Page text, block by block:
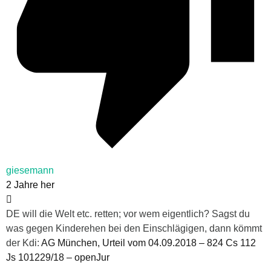
giesemann
2 Jahre her
DE will die Welt etc. retten; vor wem eigentlich? Sagst du
was gegen Kinderehen bei den Einschlägigen, dann kömmt
der Kdi: AG München, Urteil vom 04.09.2018 – 824 Cs 112
Js 101229/18 – openJur